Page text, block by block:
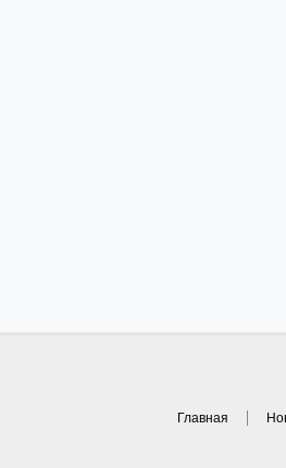
Главная